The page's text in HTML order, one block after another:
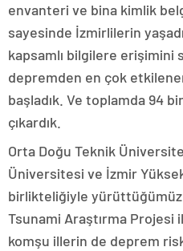
envanteri ve bina kimlik
sayesinde İzmirlilerin
kapsamlı bilgilere erişimini
depremden en çok
başladık. Ve toplamda 94
çıkardık.
Orta Doğu Teknik
Üniversitesi ve İzmir
birlikteliğiyle
Tsunami Araştırma Projesi
komşu illerin de deprem